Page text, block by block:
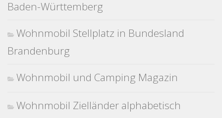
Baden-Württemberg
Wohnmobil Stellplatz in Bundesland
Brandenburg
Wohnmobil und Camping Magazin
Wohnmobil Zielländer alphabetisch